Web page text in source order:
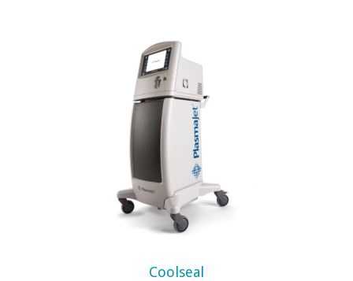
Coolseal